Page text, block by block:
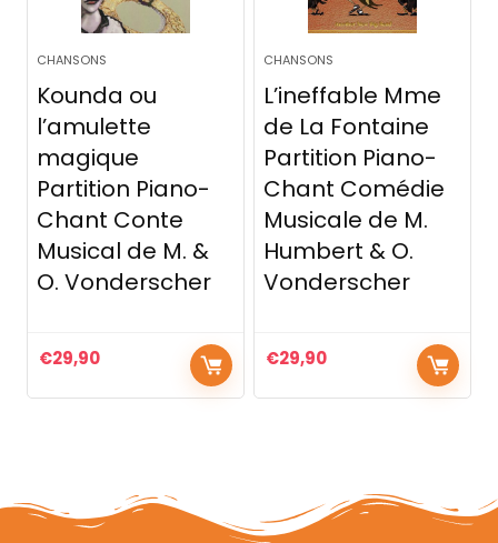
CHANSONS
Kounda ou
l’amulette
magique
Partition Piano-
Chant Conte
Musical de M. &
O. Vonderscher
€29,90
CHANSONS
L’ineffable Mme
de La Fontaine
Partition Piano-
Chant Comédie
Musicale de M.
Humbert & O.
Vonderscher
€29,90